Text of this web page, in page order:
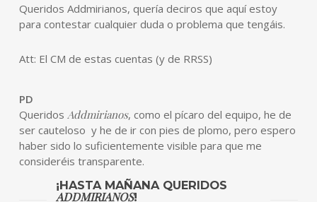
Queridos Addmirianos, quería deciros que aquí estoy
para contestar cualquier duda o problema que tengáis.
Att: El CM de estas cuentas (y de RRSS)
PD
Queridos Addmirianos, como el pícaro del equipo, he de
ser cauteloso y he de ir con pies de plomo, pero espero
haber sido lo suficientemente visible para que me
consideréis transparente.
¡HASTA MAÑANA QUERIDOS
ADDMIRIANOS!